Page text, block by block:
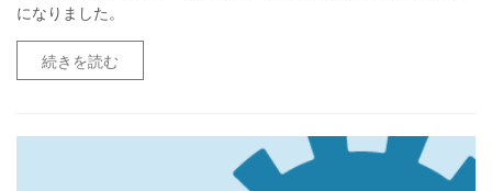
になりました。
続きを読む